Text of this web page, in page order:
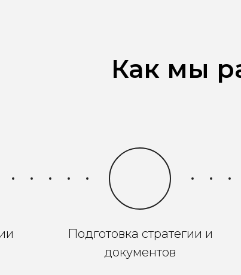
Как мы
Подготовка стратегии и
документов